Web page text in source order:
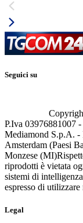
Seguici su
P.Iva 03976881007
Mediamond S.p.A. -
Amsterdam (Paesi
Monzese (MI)
riprodotti è vietata
sistemi di
espresso di
Legal